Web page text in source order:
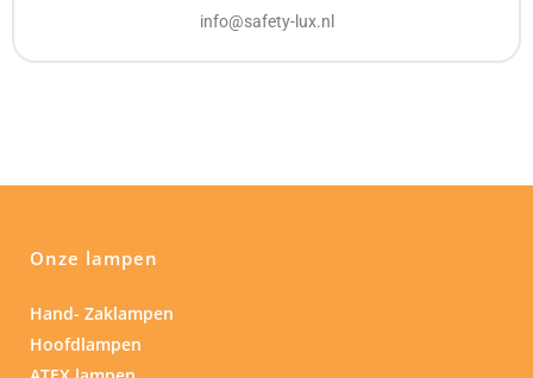
info@safety-lux.nl
Onze lampen
Hand- Zaklampen
Hoofdlampen